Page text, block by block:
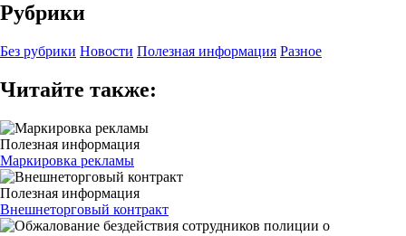
Рубрики
Без рубрики Новости Полезная информация Разное
Читайте также:
Полезная информация
Маркировка рекламы
Полезная информация
Внешнеторговый контракт